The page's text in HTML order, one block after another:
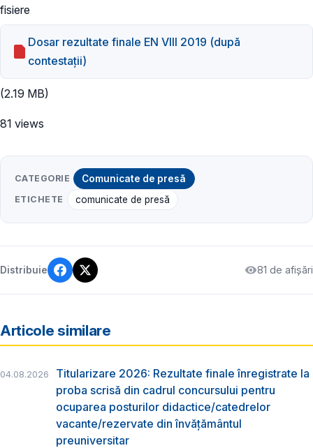
fisiere
Dosar rezultate finale EN VIII 2019 (după
contestații)
(2.19 MB)
81 views
CATEGORIE Comunicate de presă
ETICHETE comunicate de presă
Distribuie 81 de afișări
Articole similare
04.08.2026
Titularizare 2026: Rezultate finale înregistrate la
proba scrisă din cadrul concursului pentru
ocuparea posturilor didactice/catedrelor
vacante/rezervate din învăţământul
preuniversitar